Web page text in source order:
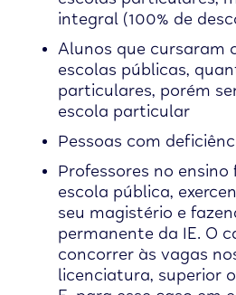
integral (100% de
Alunos que cursaram
escolas públicas,
particulares, porém
escola particular
Pessoas com
Professores no
escola pública,
seu magistério e
permanente da IE. O
concorrer às vagas
licenciatura, superior